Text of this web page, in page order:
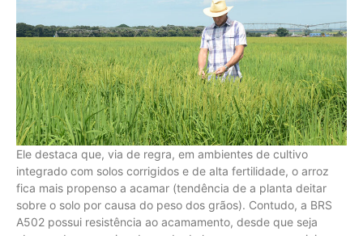
Ele destaca que, via de regra, em ambientes de cultivo
integrado com solos corrigidos e de alta fertilidade, o arroz
fica mais propenso a acamar (tendência de a planta deitar
sobre o solo por causa do peso dos grãos). Contudo, a BRS
A502 possui resistência ao acamamento, desde que seja